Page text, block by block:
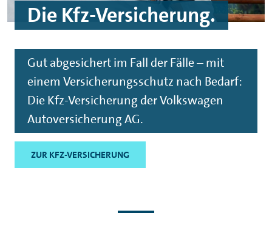
Die Kfz-Versicherung.
Gut abgesichert im Fall der Fälle – mit
einem Versicherungsschutz nach Bedarf:
Die Kfz-Versicherung der Volkswagen
Autoversicherung AG.
ZUR KFZ-VERSICHERUNG